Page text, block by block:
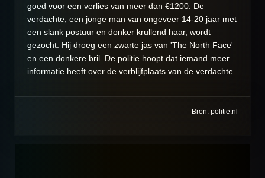
goed voor een verlies van meer dan €1200. De
verdachte, een jonge man van ongeveer 14-20 jaar met
een slank postuur en donker krullend haar, wordt
gezocht. Hij droeg een zwarte jas van 'The North Face'
en een donkere bril. De politie hoopt dat iemand meer
informatie heeft over de verblijfplaats van de verdachte.
Bron: politie.nl